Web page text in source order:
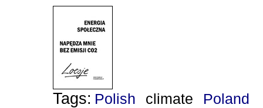
Tags: Polish climate Poland